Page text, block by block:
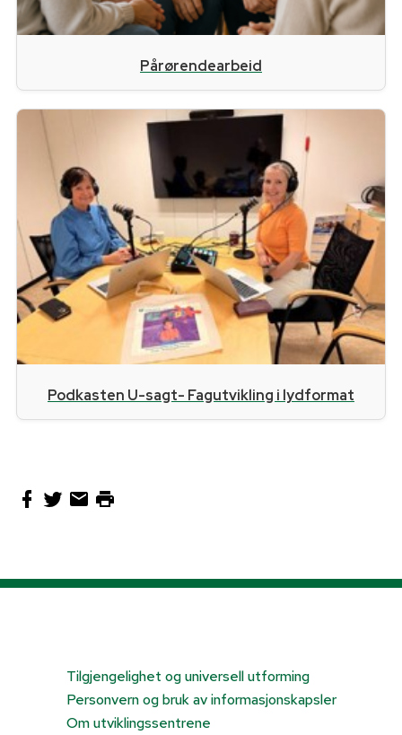
Pårørendearbeid
Podkasten U-sagt- Fagutvikling i lydformat
Tilgjengelighet og universell utforming
Personvern og bruk av informasjonskapsler
Om utviklingssentrene